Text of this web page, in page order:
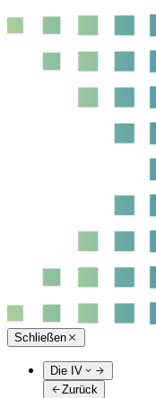
Schließen
Die IV
Zurück